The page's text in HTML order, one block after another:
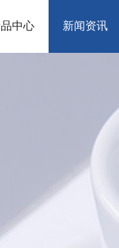
中心 新闻资讯